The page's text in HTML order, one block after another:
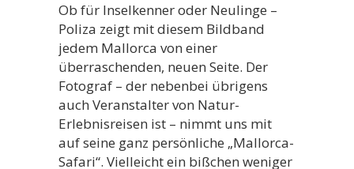
Ob für Inselkenner oder Neulinge –
Poliza zeigt mit diesem Bildband
jedem Mallorca von einer
überraschenden, neuen Seite. Der
Fotograf – der nebenbei übrigens
auch Veranstalter von Natur-
Erlebnisreisen ist – nimmt uns mit
auf seine ganz persönliche „Mallorca-
Safari“. Vielleicht ein bißchen weniger